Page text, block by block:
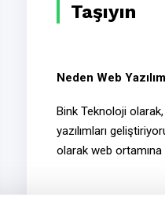
Taşıyın
Neden Web
Bink Teknoloji
yazılımları
olarak web